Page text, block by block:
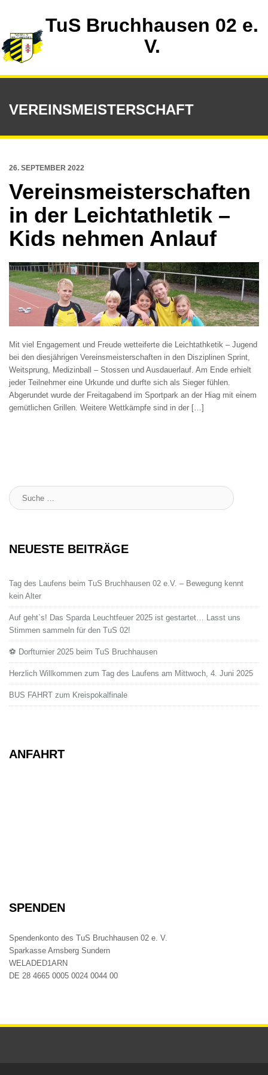
TuS Bruchhausen 02 e.
V.
VEREINSMEISTERSCHAFT
26. SEPTEMBER 2022
Vereinsmeisterschaften
in der Leichtathletik –
Kids nehmen Anlauf
Mit viel Engagement und Freude wetteiferte die Leichtathketik – Jugend
bei den diesjährigen Vereinsmeisterschaften in den Disziplinen Sprint,
Weitsprung, Medizinball – Stossen und Ausdauerlauf. Am Ende erhielt
jeder Teilnehmer eine Urkunde und durfte sich als Sieger fühlen.
Abgerundet wurde der Freitagabend im Sportpark an der Hiag mit einem
gemütlichen Grillen. Weitere Wettkämpfe sind in der […]
Suche
:
NEUESTE BEITRÄGE
Tag des Laufens beim TuS Bruchhausen 02 e.V. – Bewegung kennt
kein Alter
Auf geht`s! Das Sparda Leuchtfeuer 2025 ist gestartet… Lasst uns
Stimmen sammeln für den TuS 02!
⚽ Dorfturnier 2025 beim TuS Bruchhausen
Herzlich Willkommen zum Tag des Laufens am Mittwoch, 4. Juni 2025
BUS FAHRT zum Kreispokalfinale
ANFAHRT
SPENDEN
Spendenkonto des TuS Bruchhausen 02 e. V.
Sparkasse Arnsberg Sundern
WELADED1ARN
DE 28 4665 0005 0024 0044 00